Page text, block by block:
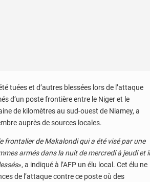
tuées et d’autres blessées lors de l’attaque
d’un poste frontière entre le Niger et le
de kilomètres au sud-ouest de Niamey, a
auprès de sources locales.
frontalier de Makalondi qui a été visé par une
armés dans la nuit de mercredi à jeudi et il
», a indiqué à l’AFP un élu local. Cet élu ne
de l’attaque contre ce poste où des